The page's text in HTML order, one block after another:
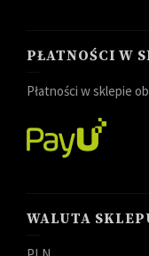
PŁATNOŚCI W
Płatności w sklepie
WALUTA